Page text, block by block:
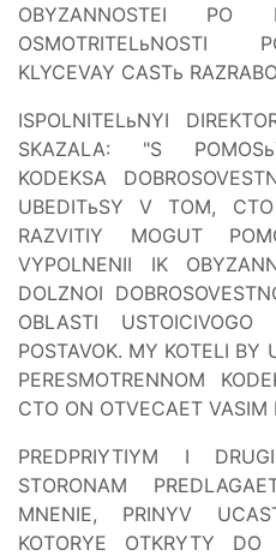
OBYZANNOSTEI PO
OSMOTRITELьNOSTI
KLYCEVAY CASTь
ISPOLNITELьNYI
SKAZALA: "S
KODEKSA
UBEDITьSY V TOM, CTO
RAZVITIY MOGUT
VYPOLNENII IK
DOLZNOI
OBLASTI
POSTAVOK. MY KOTELI BY
PERESMOTRENNOM
CTO ON OTVECAET VASIM
PREDPRIYTIYM I
STORONAM
MNENIE, PRINYV
KOTORYE OTKRYTY